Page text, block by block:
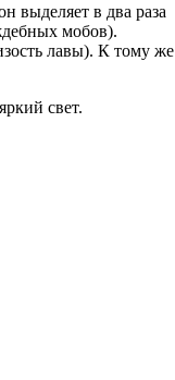
выделяет в два раза
мобов).
лавы). К тому же
свет.